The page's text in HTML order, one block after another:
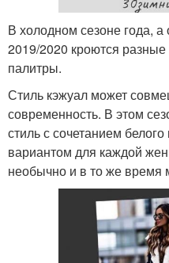
В холодном сезоне года,
2019/2020 кроются
палитры.
Стиль кэжуал может
современность. В этом
стиль с сочетанием
вариантом для каждой
необычно и в то же время